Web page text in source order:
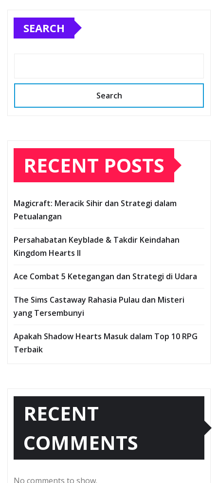
SEARCH
Search
RECENT POSTS
Magicraft: Meracik Sihir dan Strategi dalam
Petualangan
Persahabatan Keyblade & Takdir Keindahan
Kingdom Hearts II
Ace Combat 5 Ketegangan dan Strategi di Udara
The Sims Castaway Rahasia Pulau dan Misteri
yang Tersembunyi
Apakah Shadow Hearts Masuk dalam Top 10 RPG
Terbaik
RECENT
COMMENTS
No comments to show.